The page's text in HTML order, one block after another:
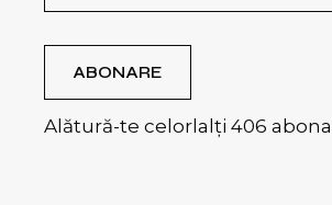
ABONARE
Alătură-te celorlalți 406